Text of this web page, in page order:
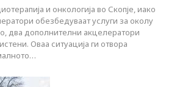
и онкологија во Скопје, иако
обезбедуваат услуги за околу
два дополнителни акцелератори
Оваа ситуација ги отвора